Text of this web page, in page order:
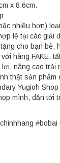
x 8.6cm.
nhiều hơn)
lệ tại các giải
cho bạn bè,
hàng FAKE,
nâng cao trải
thật sản phẩm
Yugioh
mình, dẫn tới